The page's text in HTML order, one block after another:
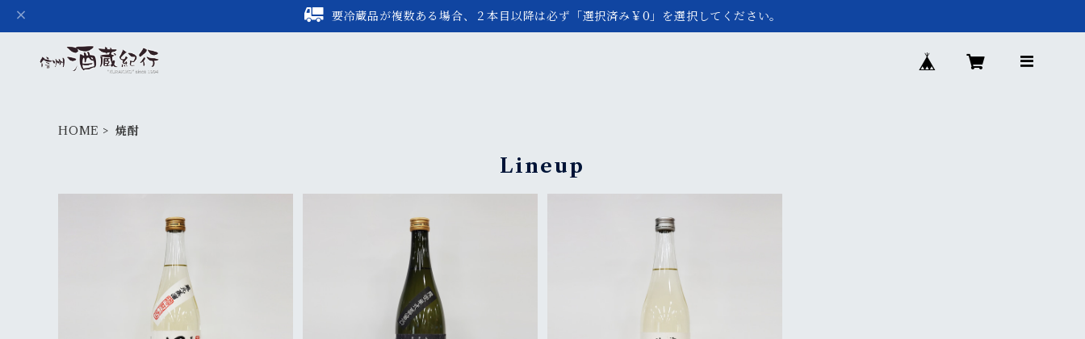
要冷蔵品が複数ある場合、２本目以降は必ず「選択済み￥0」を選択してください。
HOME 焼酎
Lineup